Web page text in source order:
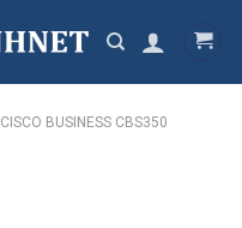
CISCO BUSINESS CBS350